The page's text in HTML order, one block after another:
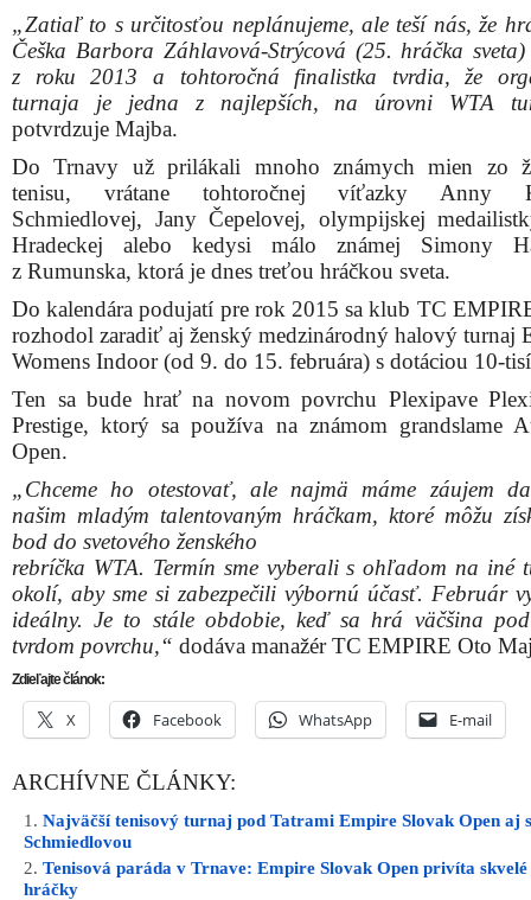
„Zatiaľ to s určitosťou neplánujeme, ale teší nás, že
Češka Barbora Záhlavová-Strýcová (25. hráčka
z roku 2013 a tohtoročná finalistka tvrdia, že
turnaja je jedna z najlepších, na úrovni WTA
potvrdzuje Majba.
Do Trnavy už prilákali mnoho známych mien zo
tenisu, vrátane tohtoročnej víťazky Anny
Schmiedlovej, Jany Čepelovej, olympijskej
Hradeckej alebo kedysi málo známej Simony
z Rumunska, ktorá je dnes treťou hráčkou sveta.
Do kalendára podujatí pre rok 2015 sa klub TC
rozhodol zaradiť aj ženský medzinárodný halový turnaj
Womens Indoor (od 9. do 15. februára) s dotáciou 10-
Ten sa bude hrať na novom povrchu Plexipave
Prestige, ktorý sa používa na známom grandslame
Open.
„Chceme ho otestovať, ale najmä máme záujem
našim mladým talentovaným hráčkam, ktoré môžu
bod do svetového ženského
rebríčka WTA. Termín sme vyberali s ohľadom na iné
okolí, aby sme si zabezpečili výbornú účasť. Február
ideálny. Je to stále obdobie, keď sa hrá väčšina
tvrdom povrchu,“ dodáva manažér TC EMPIRE Oto
Zdieľajte článok:
X Facebook WhatsApp E-mail
ARCHÍVNE ČLÁNKY:
Najväčší tenisový turnaj pod Tatrami Empire Slovak Open aj
Schmiedlovou
Tenisová paráda v Trnave: Empire Slovak Open privíta skvelé
hráčky